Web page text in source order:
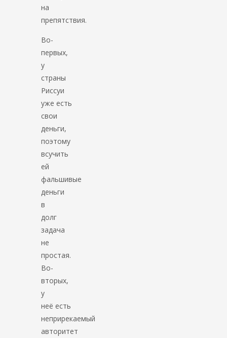
на
препятствия.
Во-
первых,
у
страны
Риссуи
уже есть
свои
деньги,
поэтому
всучить
ей
фальшивые
деньги
в
долг
задача
не
простая.
Во-
вторых,
у
неё есть
неприрекаемый
авторитет